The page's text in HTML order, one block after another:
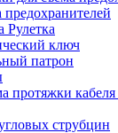
предохранителей
Рулетка
ключ
патрон
струбцин